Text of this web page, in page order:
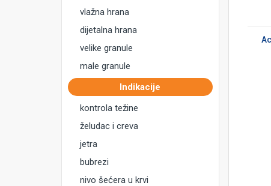
vlažna hrana
dijetalna hrana
velike granule
male granule
Indikacije
kontrola težine
želudac i creva
jetra
bubrezi
nivo šećera u krvi